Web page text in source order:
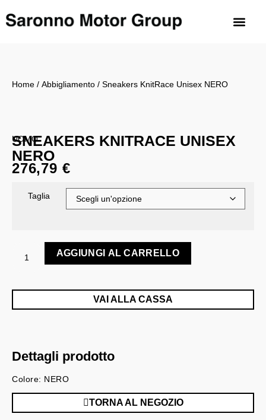
Home / Abbigliamento / Sneakers KnitRace Unisex NERO
UOMO
SNEAKERS KNITRACE UNISEX
NERO
276,79 €
Taglia
AGGIUNGI AL CARRELLO
VAI ALLA CASSA
Dettagli prodotto
Colore: NERO
TORNA AL NEGOZIO